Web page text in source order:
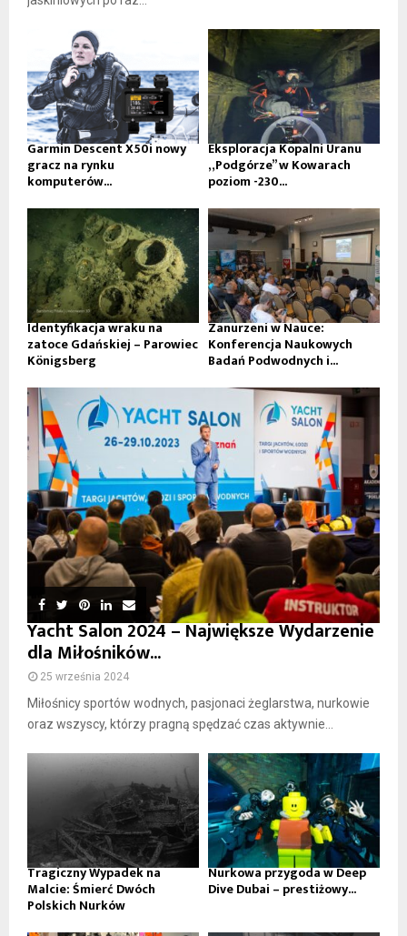
Garmin Descent X50i nowy
gracz na rynku
komputerów...
Eksploracja Kopalni Uranu
„Podgórze” w Kowarach
poziom -230...
Identyfikacja wraku na
zatoce Gdańskiej – Parowiec
Königsberg
Zanurzeni w Nauce:
Konferencja Naukowych
Badań Podwodnych i...
Yacht Salon 2024 – Największe Wydarzenie
dla Miłośników...
25 września 2024
Miłośnicy sportów wodnych, pasjonaci żeglarstwa, nurkowie
oraz wszyscy, którzy pragną spędzać czas aktywnie...
Tragiczny Wypadek na
Malcie: Śmierć Dwóch
Polskich Nurków
Nurkowa przygoda w Deep
Dive Dubai – prestiżowy...